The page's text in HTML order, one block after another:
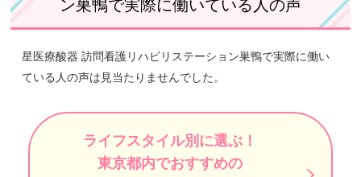
ン巣鴨で実際に働いている人の声
星医療酸器 訪問看護リハビリステーション巣鴨で実際に働い
ている人の声は見当たりませんでした。
ライフスタイル別に選ぶ！
東京都内でおすすめの